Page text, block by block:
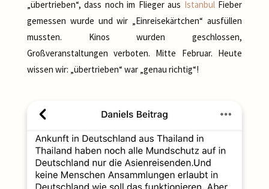
„übertrieben“, dass noch im Flieger aus Istanbul Fieber
gemessen wurde und wir „Einreisekärtchen“ ausfüllen
mussten. Kinos wurden geschlossen,
Großveranstaltungen verboten. Mitte Februar. Heute
wissen wir: „übertrieben“ war „genau richtig“!